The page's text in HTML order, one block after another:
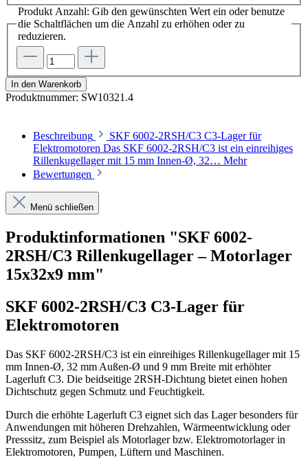
Produkt Anzahl: Gib den gewünschten Wert ein oder benutze
die Schaltflächen um die Anzahl zu erhöhen oder zu
reduzieren.
In den Warenkorb
Produktnummer: SW10321.4
Beschreibung
SKF 6002-2RSH/C3 C3-Lager für
Elektromotoren Das SKF 6002-2RSH/C3 ist ein einreihiges
Rillenkugellager mit 15 mm Innen-Ø, 32… Mehr
Bewertungen
Menü schließen
Produktinformationen "SKF 6002-
2RSH/C3 Rillenkugellager – Motorlager
15x32x9 mm"
SKF 6002-2RSH/C3 C3-Lager für
Elektromotoren
Das SKF 6002-2RSH/C3 ist ein einreihiges Rillenkugellager mit 15
mm Innen-Ø, 32 mm Außen-Ø und 9 mm Breite mit erhöhter
Lagerluft C3. Die beidseitige 2RSH-Dichtung bietet einen hohen
Dichtschutz gegen Schmutz und Feuchtigkeit.
Durch die erhöhte Lagerluft C3 eignet sich das Lager besonders für
Anwendungen mit höheren Drehzahlen, Wärmeentwicklung oder
Presssitz, zum Beispiel als Motorlager bzw. Elektromotorlager in
Elektromotoren, Pumpen, Lüftern und Maschinen.